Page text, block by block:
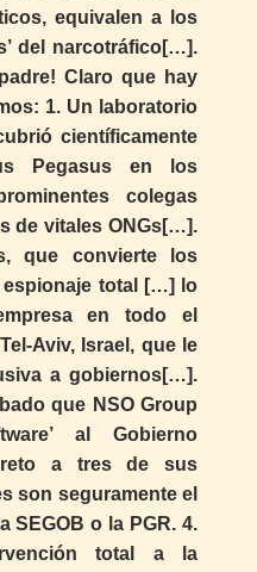
equivalen a los
del narcotráfico[…].
Claro que hay
1. Un laboratorio
científicamente
Pegasus en los
colegas
de vitales ONGs[…].
que convierte los
espionaje total […] lo
en todo el
Aviv, Israel, que le
a gobiernos[…].
que NSO Group
al Gobierno
a tres de sus
son seguramente el
SEGOB o la PGR. 4.
total a la